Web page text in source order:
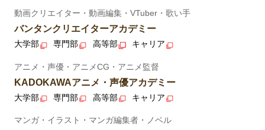
動画クリエイター・動画編集・VTuber・歌い手
バンタンクリエイターアカデミー
大学部 専門部 高等部 キャリア
アニメ・声優・アニメCG・アニメ監督
KADOKAWAアニメ・声優アカデミー
大学部 専門部 高等部 キャリア
マンガ・イラスト・マンガ編集者・ノベル